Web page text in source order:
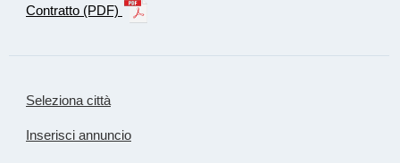
Contratto (PDF)
Seleziona città
Inserisci annuncio